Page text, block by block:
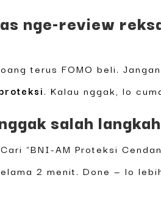
nge-review
terus FOMO beli.
. Kalau nggak, lo
salah
“BNI-AM Proteksi
2 menit. Done — lo